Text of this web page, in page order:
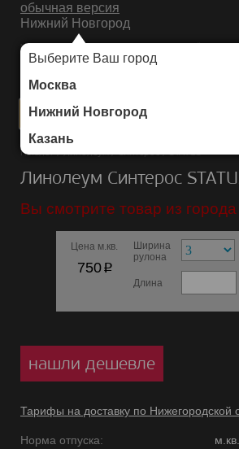
обычная версия
Нижний Новгород
Выберите Ваш город
Москва
Нижний Новгород
Казань
ИНТЕРНЕТ-МАГАЗИН НАПОЛЬНЫХ ПОКРЫТИЙ
Каталог/Линолеум/Синтерос/STATUS
Линолеум Синтерос
Вы смотрите товар из
Цена м.кв.
750p
Ширина
рулона
Длина
нашли дешевле
Тарифы на доставку по Нижегородской
Норма отпуска:
м.кв.